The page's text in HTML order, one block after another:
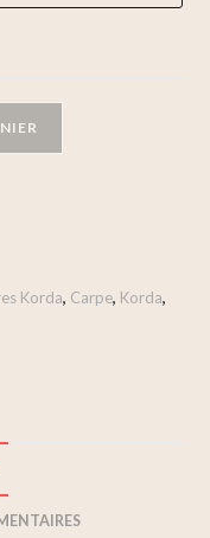
Korda, Carpe, Korda,